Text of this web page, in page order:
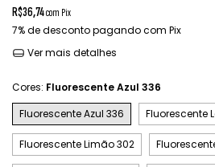
R$36,74com Pix
7% de descontopagando com Pix
Ver mais detalhes
Cores: Fluorescente Azul 336
Fluorescente Azul 336
Fluorescente
Fluorescente Limão 302